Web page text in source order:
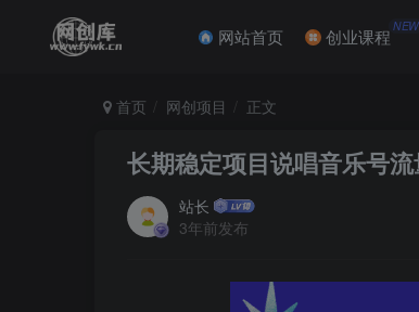
网站首页 创业课程 NEW
首页 网创项目 正文
长期稳定项目说唱音乐号
站长
3年前发布